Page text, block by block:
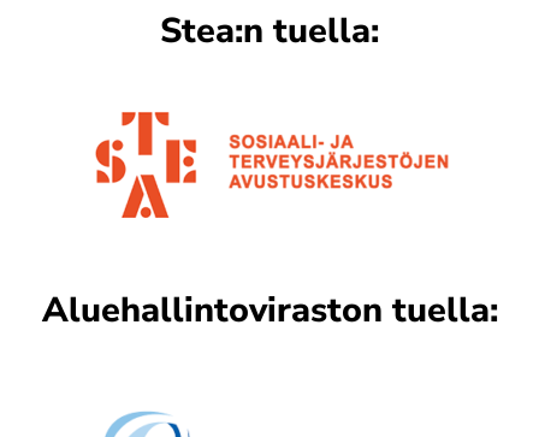
Stea:n tuella:
Aluehallintoviraston tuella: